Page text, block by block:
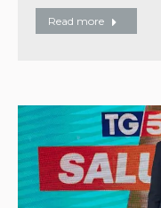
Read more